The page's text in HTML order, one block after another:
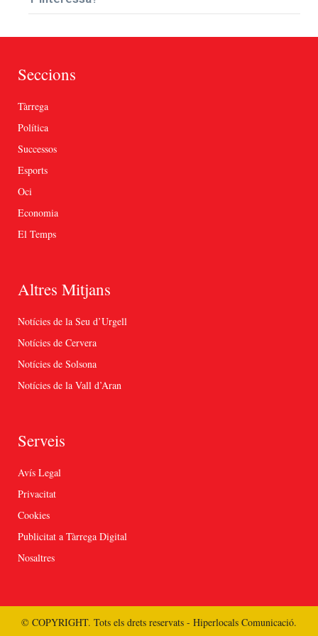
Seccions
Tàrrega
Política
Successos
Esports
Oci
Economia
El Temps
Altres Mitjans
Notícies de la Seu d’Urgell
Notícies de Cervera
Notícies de Solsona
Notícies de la Vall d’Aran
Serveis
Avís Legal
Privacitat
Cookies
Publicitat a Tàrrega Digital
Nosaltres
© COPYRIGHT. Tots els drets reservats - Hiperlocals Comunicació.